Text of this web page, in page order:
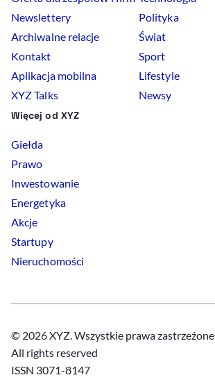
Newslettery
Archiwalne relacje
Kontakt
Aplikacja mobilna
XYZ Talks
Polityka
Świat
Sport
Lifestyle
Newsy
Więcej od XYZ
Giełda
Prawo
Inwestowanie
Energetyka
Akcje
Startupy
Nieruchomości
© 2026 XYZ. Wszystkie prawa zastrzeżone
All rights reserved
ISSN 3071-8147